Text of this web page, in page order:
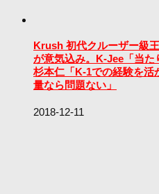
Krush 初代クルーザー級
が意気込み。K-Jee「当た
杉本仁「K-1での経験を活
量なら問題ない」
2018-12-11